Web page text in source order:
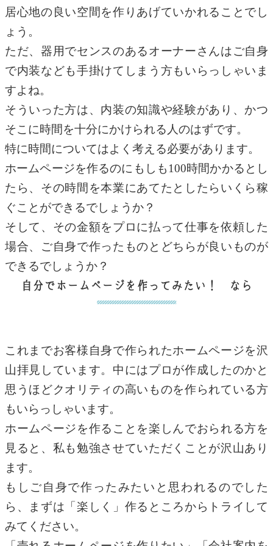
居心地の良い空間を作りあげていかれることでし
ょう。
ただ、器用でセンスのあるオーナーさんはご自身
で内装なども手掛けてしまう方もいらっしゃいま
すよね。
そういった方は、内装の知識や経験があり、かつ
そこに時間を十分にかけられる人のはずです。
特に時間についてはよく考える必要があります。
ホームページを作るのにもしも100時間かかるとし
たら、その時間を本業にあてたとしたらいくら稼
ぐことができるでしょうか？
そして、その金額をプロに払って仕事を依頼した
場合、ご自身で作ったものとどちらが良いものが
できるでしょうか？
自分でホームページを作ってみたい！ なら
これまでお客様自身で作られたホームページを沢
山拝見しています。中にはプロが作成したのかと
思うほどクオリティの高いものを作られている方
もいらっしゃいます。
ホームページを作ることを楽しんでおられる方を
見ると、私も勉強させていただくことが沢山あり
ます。
もしご自身で作ったみたいと思われるのでした
ら、まずは「楽しく」作るところからトライして
みてください。